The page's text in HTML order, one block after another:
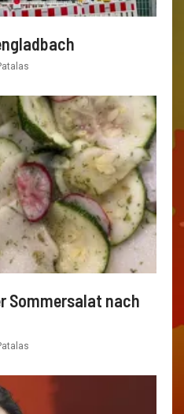
Sommersalat nach